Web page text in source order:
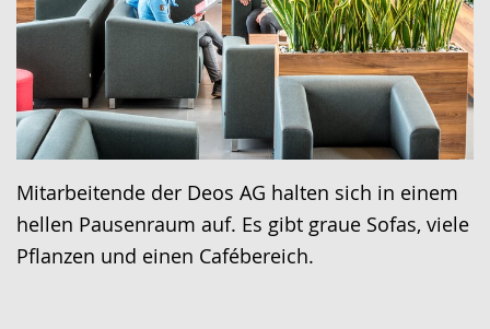
Mitarbeitende der Deos AG halten sich in einem
hellen Pausenraum auf. Es gibt graue Sofas, viele
Pflanzen und einen Cafébereich.